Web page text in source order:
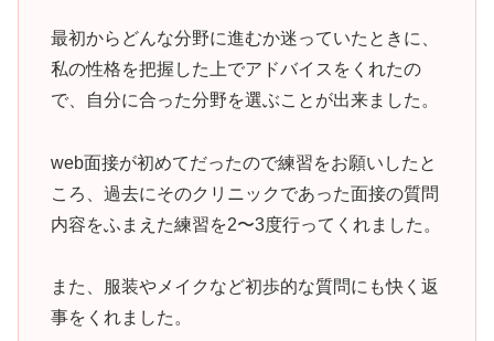
最初からどんな分野に進むか迷っていたときに、
私の性格を把握した上でアドバイスをくれたの
で、自分に合った分野を選ぶことが出来ました。
web面接が初めてだったので練習をお願いしたと
ころ、過去にそのクリニックであった面接の質問
内容をふまえた練習を2〜3度行ってくれました。
また、服装やメイクなど初歩的な質問にも快く返
事をくれました。